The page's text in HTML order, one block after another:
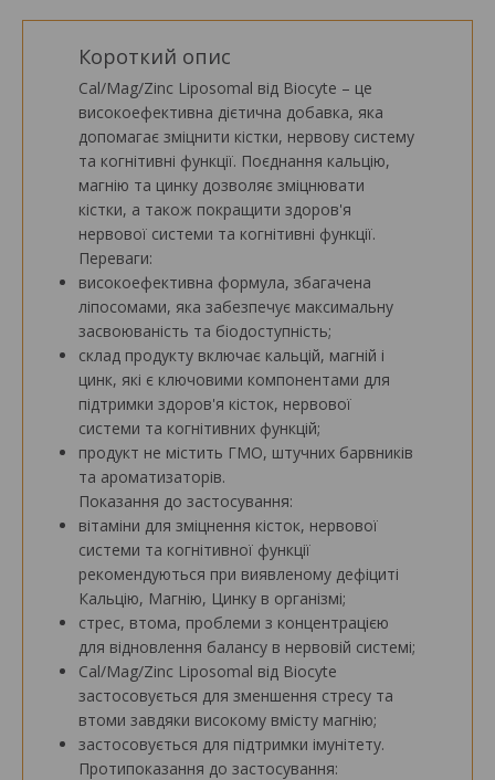
Короткий опис
Cal/Mag/Zinc Liposomal від Biocyte – це
високоефективна дієтична добавка, яка
допомагає зміцнити кістки, нервову систему
та когнітивні функції. Поєднання кальцію,
магнію та цинку дозволяє зміцнювати
кістки, а також покращити здоров'я
нервової системи та когнітивні функції.
Переваги:
високоефективна формула, збагачена
ліпосомами, яка забезпечує максимальну
засвоюваність та біодоступність;
склад продукту включає кальцій, магній і
цинк, які є ключовими компонентами для
підтримки здоров'я кісток, нервової
системи та когнітивних функцій;
продукт не містить ГМО, штучних барвників
та ароматизаторів.
Показання до застосування:
вітаміни для зміцнення кісток, нервової
системи та когнітивної функції
рекомендуються при виявленому дефіциті
Кальцію, Магнію, Цинку в організмі;
стрес, втома, проблеми з концентрацією
для відновлення балансу в нервовій системі;
Cal/Mag/Zinc Liposomal від Biocyte
застосовується для зменшення стресу та
втоми завдяки високому вмісту магнію;
застосовується для підтримки імунітету.
Протипоказання до застосування: